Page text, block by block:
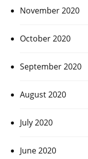
November 2020
October 2020
September 2020
August 2020
July 2020
June 2020